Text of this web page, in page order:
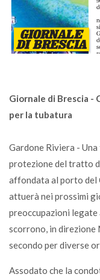
Giornale di Brescia
per la tubatura
Gardone Riviera -
protezione del tratto
affondata al porto del
attuerà nei prossimi
preoccupazioni
scorrono, in
secondo per diverse
Assodato che la